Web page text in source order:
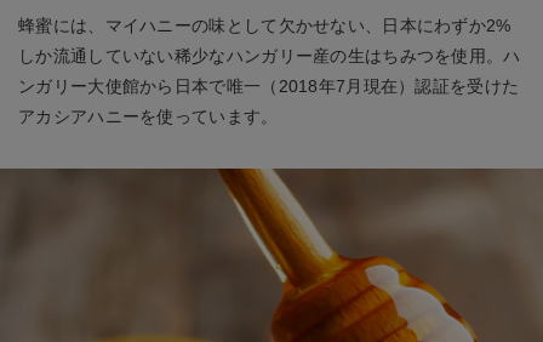
蜂蜜には、マイハニーの味として欠かせない、日本にわずか2%
しか流通していない稀少なハンガリー産の生はちみつを使用。ハ
ンガリー大使館から日本で唯一（2018年7月現在）認証を受けた
アカシアハニーを使っています。